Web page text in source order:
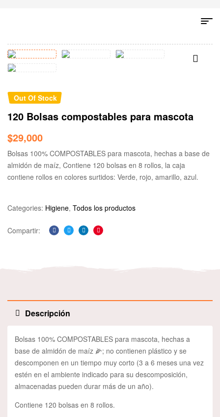
Out Of Stock
120 Bolsas compostables para mascota
$29,000
Bolsas 100% COMPOSTABLES para mascota, hechas a base de
almidón de maíz, Contiene 120 bolsas en 8 rollos, la caja
contiene rollos en colores surtidos: Verde, rojo, amarillo, azul.
Categories: Higiene, Todos los productos
Compartir:
Facebook
TwitterLinkedinPinterest
Descripción
Bolsas 100% COMPOSTABLES para mascota, hechas a
base de almidón de maíz 🌽; no contienen plástico y se
descomponen en un tiempo muy corto (3 a 6 meses una vez
estén en el ambiente indicado para su descomposición,
almacenadas pueden durar más de un año).
Contiene 120 bolsas en 8 rollos.